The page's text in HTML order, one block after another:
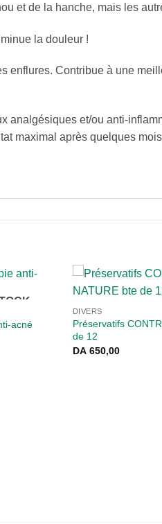
et de la hanche, mais les
la douleur !
enflures. Contribue à une
analgésiques et/ou anti-
maximal après quelques
acné
DIVERS
Préservatifs
de 12
DA650,00